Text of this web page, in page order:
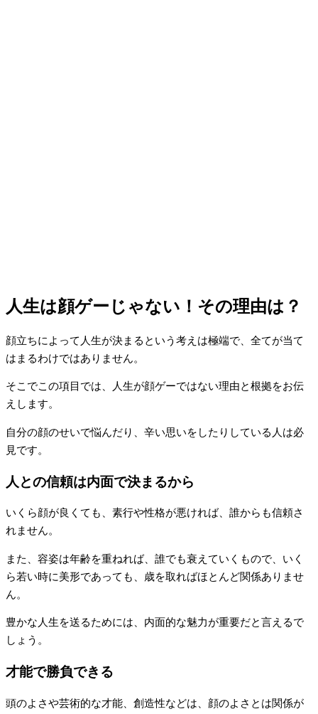
人生は顔ゲーじゃない！その理由は？
顔立ちによって人生が決まるという考えは極端で、全てが当て
はまるわけではありません。
そこでこの項目では、人生が顔ゲーではない理由と根拠をお伝
えします。
自分の顔のせいで悩んだり、辛い思いをしたりしている人は必
見です。
人との信頼は内面で決まるから
いくら顔が良くても、素行や性格が悪ければ、誰からも信頼さ
れません。
また、容姿は年齢を重ねれば、誰でも衰えていくもので、いく
ら若い時に美形であっても、歳を取ればほとんど関係ありませ
ん。
豊かな人生を送るためには、内面的な魅力が重要だと言えるで
しょう。
才能で勝負できる
頭のよさや芸術的な才能、創造性などは、顔のよさとは関係が